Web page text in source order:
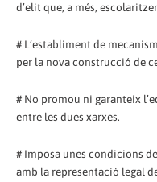
d’elit que, a més,
# L’establiment de
per la nova construcció de
# No promou ni garanteix
entre les dues xarxes.
# Imposa unes condicions
amb la representació legal